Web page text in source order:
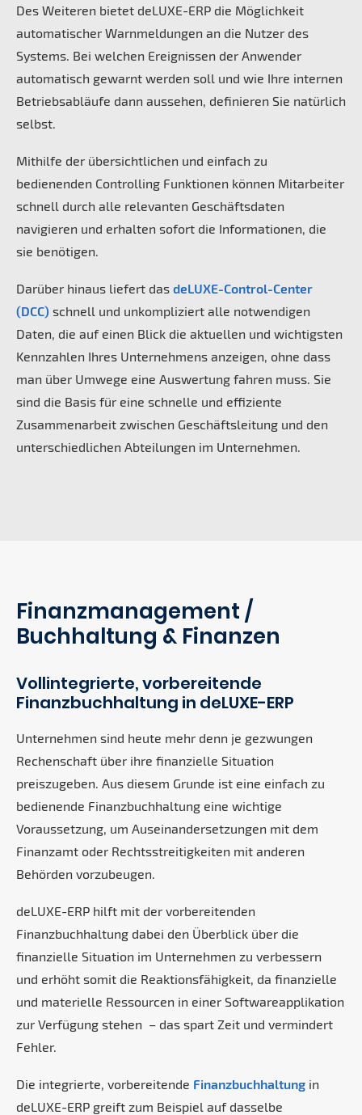
Des Weiteren bietet deLUXE-ERP die Möglichkeit
automatischer Warnmeldungen an die Nutzer des
Systems. Bei welchen Ereignissen der Anwender
automatisch gewarnt werden soll und wie Ihre internen
Betriebsabläufe dann aussehen, definieren Sie natürlich
selbst.
Mithilfe der übersichtlichen und einfach zu
bedienenden Controlling Funktionen können Mitarbeiter
schnell durch alle relevanten Geschäftsdaten
navigieren und erhalten sofort die Informationen, die
sie benötigen.
Darüber hinaus liefert das deLUXE-Control-Center
(DCC) schnell und unkompliziert alle notwendigen
Daten, die auf einen Blick die aktuellen und wichtigsten
Kennzahlen Ihres Unternehmens anzeigen, ohne dass
man über Umwege eine Auswertung fahren muss. Sie
sind die Basis für eine schnelle und effiziente
Zusammenarbeit zwischen Geschäftsleitung und den
unterschiedlichen Abteilungen im Unternehmen.
Finanzmanagement /
Buchhaltung & Finanzen
Vollintegrierte, vorbereitende
Finanzbuchhaltung in deLUXE-ERP
Unternehmen sind heute mehr denn je gezwungen
Rechenschaft über ihre finanzielle Situation
preiszugeben. Aus diesem Grunde ist eine einfach zu
bedienende Finanzbuchhaltung eine wichtige
Voraussetzung, um Auseinandersetzungen mit dem
Finanzamt oder Rechtsstreitigkeiten mit anderen
Behörden vorzubeugen.
deLUXE-ERP hilft mit der vorbereitenden
Finanzbuchhaltung dabei den Überblick über die
finanzielle Situation im Unternehmen zu verbessern
und erhöht somit die Reaktionsfähigkeit, da finanzielle
und materielle Ressourcen in einer Softwareapplikation
zur Verfügung stehen – das spart Zeit und vermindert
Fehler.
Die integrierte, vorbereitende Finanzbuchhaltung in
deLUXE-ERP greift zum Beispiel auf dasselbe